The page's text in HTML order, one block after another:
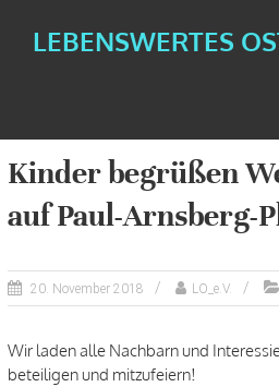
LEBENSWERTES
Kinder begrüßen
auf Paul-Arnsberg-
20. November 2018 LO_e.V.
Wir laden alle Nachbarn und
beteiligen und mitzufeiern!